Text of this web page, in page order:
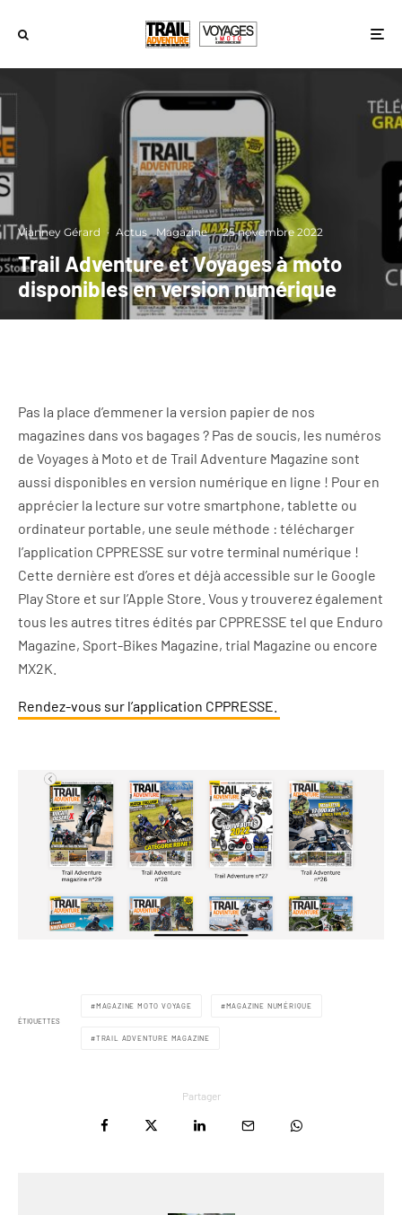
Vianney Gérard · Actus Magazine · 25 novembre 2022
Trail Adventure et Voyages à moto
disponibles en version numérique
Pas la place d’emmener la version papier de nos
magazines dans vos bagages ? Pas de soucis, les numéros
de Voyages à Moto et de Trail Adventure Magazine sont
aussi disponibles en version numérique en ligne ! Pour en
apprécier la lecture sur votre smartphone, tablette ou
ordinateur portable, une seule méthode : télécharger
l’application CPPRESSE sur votre terminal numérique !
Cette dernière est d’ores et déjà accessible sur le Google
Play Store et sur l’Apple Store. Vous y trouverez également
tous les autres titres édités par CPPRESSE tel que Enduro
Magazine, Sport-Bikes Magazine, trial Magazine ou encore
MX2K.
Rendez-vous sur l’application CPPRESSE.
ÉTIQUETTES
MAGAZINE MOTO VOYAGE MAGAZINE NUMÉRIQUE
TRAIL ADVENTURE MAGAZINE
Partager